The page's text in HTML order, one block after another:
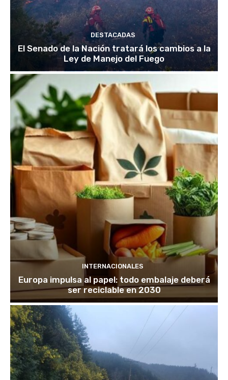
DESTACADAS
El Senado de la Nación tratará los cambios a la
Ley de Manejo del Fuego
INTERNACIONALES
Europa impulsa al papel: todo embalaje deberá
ser reciclable en 2030